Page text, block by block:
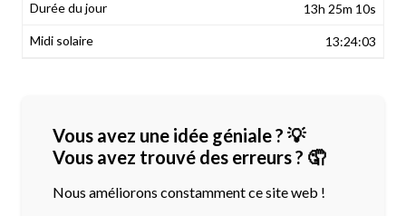
13h 25m 10s
13:24:03
Vous avez une idée géniale ? 💡
Vous avez trouvé des erreurs ? 🤦
Nous améliorons constamment ce site web !